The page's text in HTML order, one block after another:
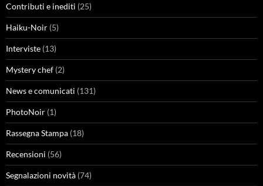
Contributi e inediti (25)
Haiku-Noir (5)
Interviste (13)
Mystery chef (2)
News e comunicati (131)
PhotoNoir (1)
Rassegna Stampa (18)
Recensioni (56)
Segnalazioni novità (74)